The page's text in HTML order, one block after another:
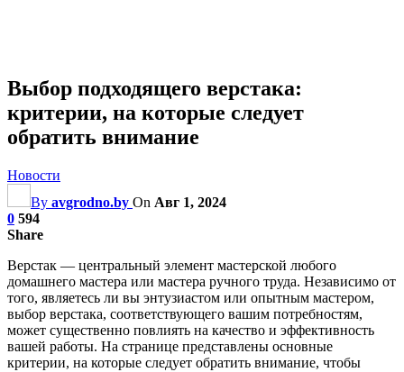
Выбор подходящего верстака:
критерии, на которые следует
обратить внимание
Новости
By avgrodno.by On Авг 1, 2024
0 594
Share
Верстак — центральный элемент мастерской любого
домашнего мастера или мастера ручного труда. Независимо от
того, являетесь ли вы энтузиастом или опытным мастером,
выбор верстака, соответствующего вашим потребностям,
может существенно повлиять на качество и эффективность
вашей работы. На странице представлены основные
критерии, на которые следует обратить внимание, чтобы